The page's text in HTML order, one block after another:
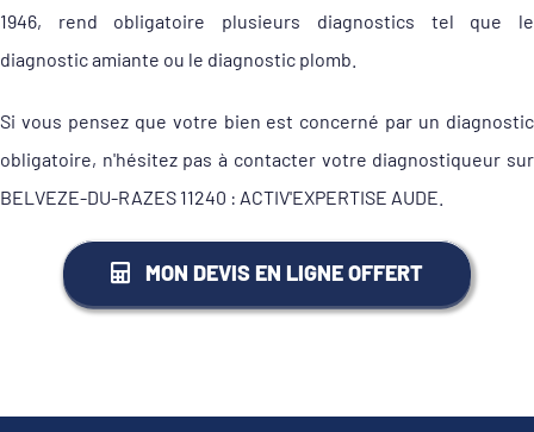
1946, rend obligatoire plusieurs diagnostics tel que le
diagnostic amiante ou le diagnostic plomb.
Si vous pensez que votre bien est concerné par un diagnostic
obligatoire, n'hésitez pas à contacter votre diagnostiqueur sur
BELVEZE-DU-RAZES 11240 : ACTIV'EXPERTISE AUDE.
MON DEVIS EN LIGNE OFFERT